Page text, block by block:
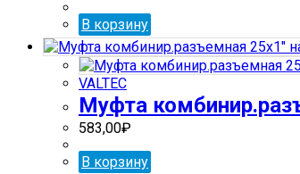
В корзину
VALTEC
Муфта
583,00₽
В корзину